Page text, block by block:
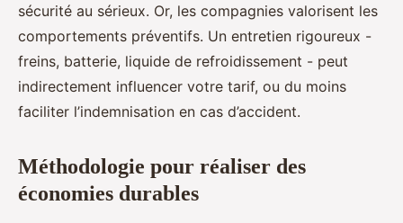
sécurité au sérieux. Or, les compagnies valorisent les
comportements préventifs. Un entretien rigoureux -
freins, batterie, liquide de refroidissement - peut
indirectement influencer votre tarif, ou du moins
faciliter l’indemnisation en cas d’accident.
Méthodologie pour réaliser des
économies durables